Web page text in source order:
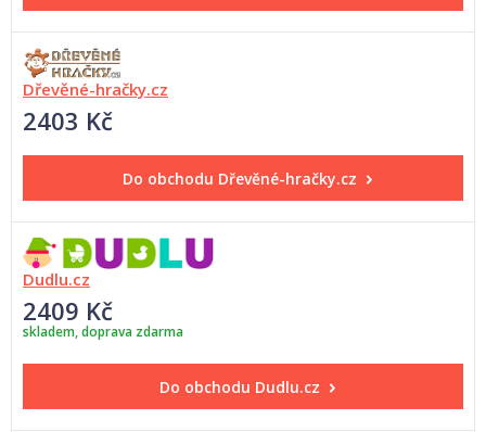
Dřevěné-hračky.cz
2403 Kč
Do obchodu Dřevěné-hračky.cz
Dudlu.cz
2409 Kč
skladem, doprava zdarma
Do obchodu Dudlu.cz